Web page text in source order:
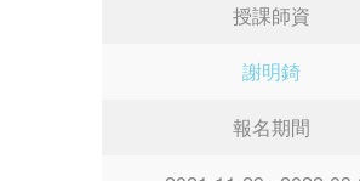
授課師資
謝明錡
報名期間